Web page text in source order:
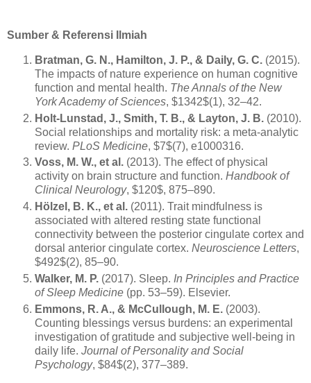
Sumber & Referensi Ilmiah
Bratman, G. N., Hamilton, J. P., & Daily, G. C. (2015).
The impacts of nature experience on human cognitive
function and mental health. The Annals of the New
York Academy of Sciences, $1342$(1), 32–42.
Holt-Lunstad, J., Smith, T. B., & Layton, J. B. (2010).
Social relationships and mortality risk: a meta-analytic
review. PLoS Medicine, $7$(7), e1000316.
Voss, M. W., et al. (2013). The effect of physical
activity on brain structure and function. Handbook of
Clinical Neurology, $120$, 875–890.
Hölzel, B. K., et al. (2011). Trait mindfulness is
associated with altered resting state functional
connectivity between the posterior cingulate cortex and
dorsal anterior cingulate cortex. Neuroscience Letters,
$492$(2), 85–90.
Walker, M. P. (2017). Sleep. In Principles and Practice
of Sleep Medicine (pp. 53–59). Elsevier.
Emmons, R. A., & McCullough, M. E. (2003).
Counting blessings versus burdens: an experimental
investigation of gratitude and subjective well-being in
daily life. Journal of Personality and Social
Psychology, $84$(2), 377–389.